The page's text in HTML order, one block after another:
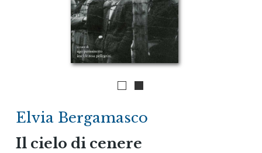
Elvia Bergamasco
Il cielo di cenere